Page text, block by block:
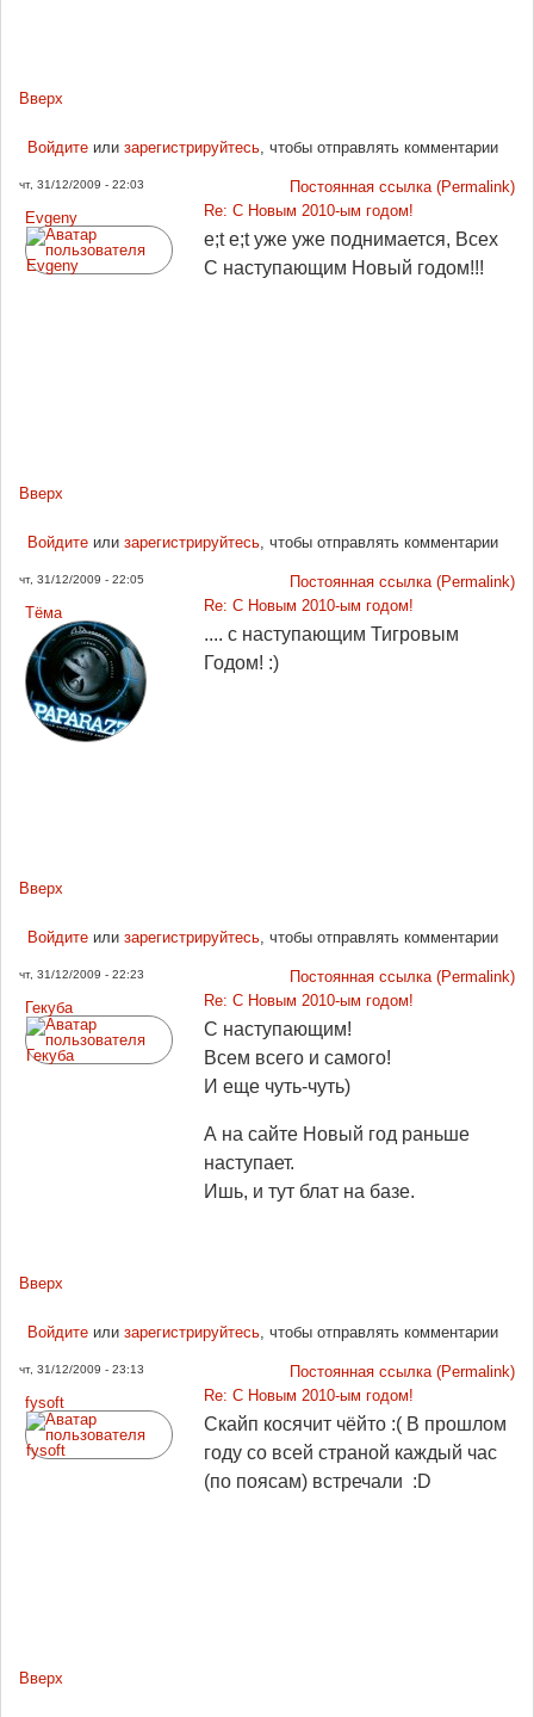
Вверх
Войдитеили зарегистрируйтесь, чтобы отправлять комментарии
чт, 31/12/2009 - 22:03
Постоянная ссылка (Permalink)
Evgeny
Re: С Новым 2010-ым годом!
e;t e;t уже уже поднимается, Всех
С наступающим Новый годом!!!
Вверх
Войдитеили зарегистрируйтесь, чтобы отправлять комментарии
чт, 31/12/2009 - 22:05
Постоянная ссылка (Permalink)
Tёма
Re: С Новым 2010-ым годом!
.... с наступающим Тигровым
Годом! :)
Вверх
Войдитеили зарегистрируйтесь, чтобы отправлять комментарии
чт, 31/12/2009 - 22:23
Постоянная ссылка (Permalink)
Гекуба
Re: С Новым 2010-ым годом!
С наступающим!
Всем всего и самого!
И еще чуть-чуть)
А на сайте Новый год раньше
наступает.
Ишь, и тут блат на базе.
Вверх
Войдитеили зарегистрируйтесь, чтобы отправлять комментарии
чт, 31/12/2009 - 23:13
Постоянная ссылка (Permalink)
fysoft
Re: С Новым 2010-ым годом!
Скайп косячит чёйто :( В прошлом
году со всей страной каждый час
(по поясам) встречали :D
Вверх